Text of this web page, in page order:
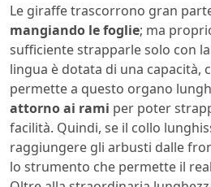
Le giraffe trascorrono gran
mangiando le foglie; ma
sufficiente strapparle solo con
lingua è dotata di una capacità,
permette a questo organo
attorno ai rami per poter
facilità. Quindi, se il collo
raggiungere gli arbusti dalle
lo strumento che permette il